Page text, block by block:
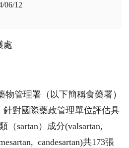
06/12
處
管理署（以下簡稱食藥署）
對國際藥政管理單位評估具
（sartan）成分(valsartan,
candesartan)共173張